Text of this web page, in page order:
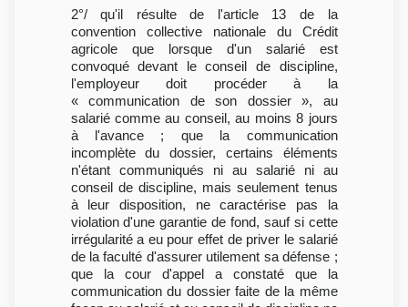
2°/ qu'il résulte de l'article 13 de la
convention collective nationale du Crédit
agricole que lorsque d'un salarié est
convoqué devant le conseil de discipline,
l'employeur doit procéder à la
« communication de son dossier », au
salarié comme au conseil, au moins 8 jours
à l'avance ; que la communication
incomplète du dossier, certains éléments
n'étant communiqués ni au salarié ni au
conseil de discipline, mais seulement tenus
à leur disposition, ne caractérise pas la
violation d'une garantie de fond, sauf si cette
irrégularité a eu pour effet de priver le salarié
de la faculté d'assurer utilement sa défense ;
que la cour d'appel a constaté que la
communication du dossier faite de la même